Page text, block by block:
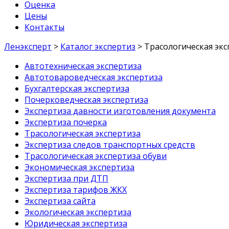
Оценка
Цены
Контакты
Ленэксперт > Каталог экспертиз > Трасологическая
Автотехническая экспертиза
Автотовароведческая экспертиза
Бухгалтерская экспертиза
Почерковедческая экспертиза
Экспертиза давности изготовления документа
Экспертиза почерка
Трасологическая экспертиза
Экспертиза следов транспортных средств
Трасологическая экспертиза обуви
Экономическая экспертиза
Экспертиза при ДТП
Экспертиза тарифов ЖКХ
Экспертиза сайта
Экологическая экспертиза
Юридическая экспертиза